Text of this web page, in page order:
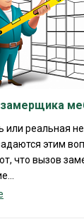
замерщика
или реальная
этим
что вызов